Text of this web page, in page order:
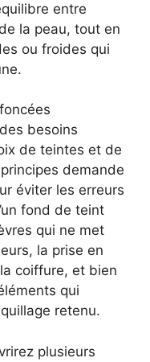
entre
la peau, tout en
ou froides qui
besoins
de teintes et de
demande
éviter les erreurs
fond de teint
qui ne met
la prise en
coiffure, et bien
qui
retenu.
plusieurs